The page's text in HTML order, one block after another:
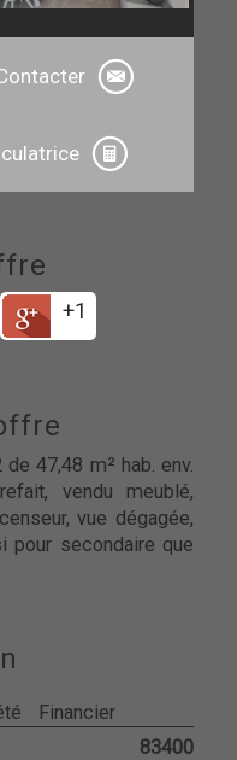
+1
47,48 m² hab. env.
vendu meublé,
vue dégagée,
pour secondaire que
Financier
83400